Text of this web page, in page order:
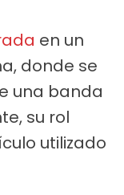
en un
donde se
una banda
su rol
utilizado